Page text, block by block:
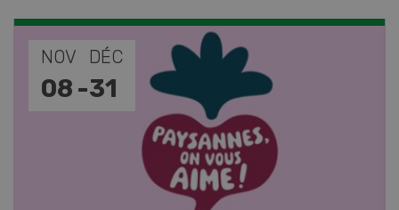
NOV
17 -
JAN
26